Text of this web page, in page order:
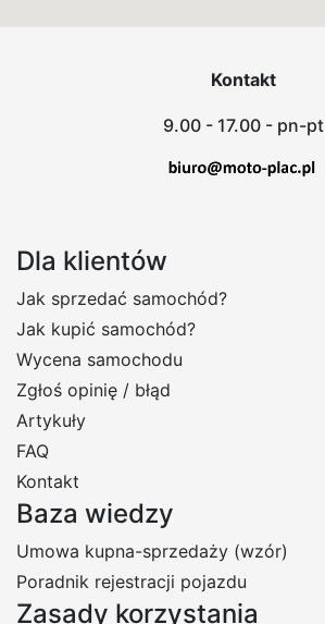
Kontakt
9.00 - 17.00 - pn-pt
Dla klientów
Jak sprzedać samochód?
Jak kupić samochód?
Wycena samochodu
Zgłoś opinię / błąd
Artykuły
FAQ
Kontakt
Baza wiedzy
Umowa kupna-sprzedaży (wzór)
Poradnik rejestracji pojazdu
Zasady korzystania